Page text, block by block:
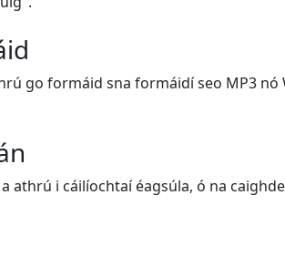
go formáid sna formáidí seo MP3 nó
i cáilíochtaí éagsúla, ó na